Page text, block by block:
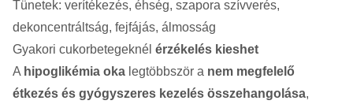
Tünetek: verítékezés, éhség, szapora szívverés,
dekoncentráltság, fejfájás, álmosság
Gyakori cukorbetegeknél érzékelés kieshet
A hipoglikémia oka legtöbbször a nem megfelelő
étkezés és gyógyszeres kezelés összehangolása,